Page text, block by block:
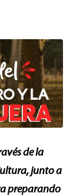
de la
junto a
preparando